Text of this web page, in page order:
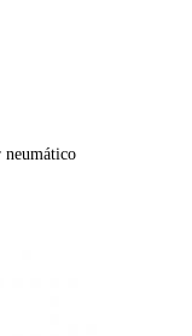
neumático